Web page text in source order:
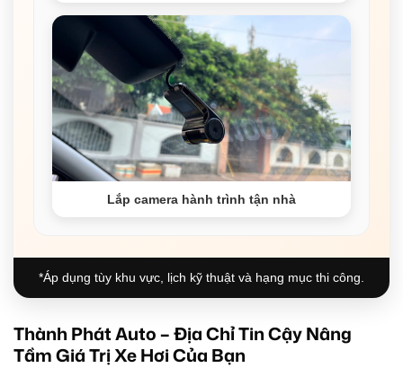
Lắp camera hành trình tận nhà
*Áp dụng tùy khu vực, lịch kỹ thuật và hạng mục thi công.
Thành Phát Auto – Địa Chỉ Tin Cậy Nâng
Tầm Giá Trị Xe Hơi Của Bạn